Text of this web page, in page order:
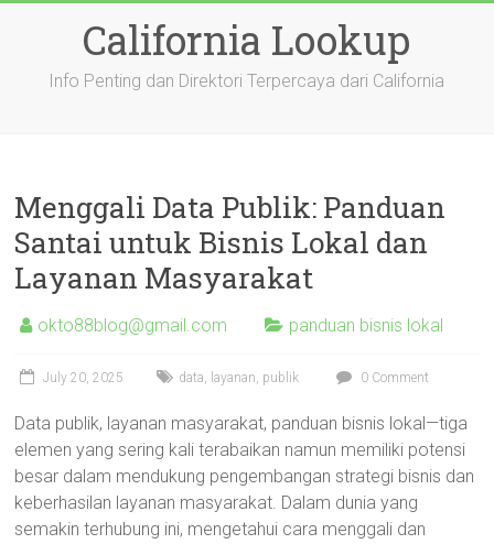
California Lookup
Info Penting dan Direktori Terpercaya dari California
Menggali Data Publik: Panduan
Santai untuk Bisnis Lokal dan
Layanan Masyarakat
okto88blog@gmail.com panduan bisnis lokal
July 20, 2025 data, layanan, publik 0 Comment
Data publik, layanan masyarakat, panduan bisnis lokal—tiga
elemen yang sering kali terabaikan namun memiliki potensi
besar dalam mendukung pengembangan strategi bisnis dan
keberhasilan layanan masyarakat. Dalam dunia yang
semakin terhubung ini, mengetahui cara menggali dan